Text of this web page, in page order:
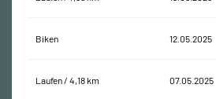
Biken 12.05.2025
Laufen / 4,18 km 07.05.2025